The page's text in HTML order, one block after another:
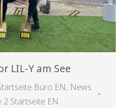
LIL-Y am See
Büro EN, News
2 Startseite EN